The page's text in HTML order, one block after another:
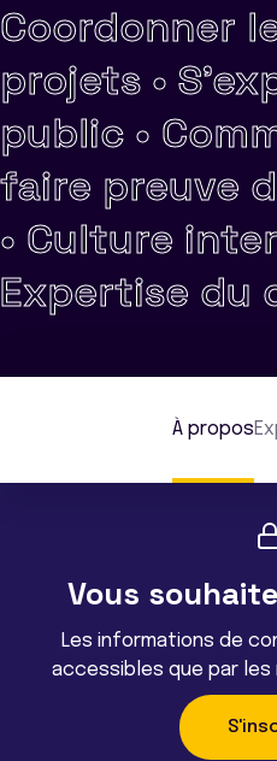
Coordonner
projets •
public •
faire preuve
• Culture
Expertise du
À propos
Vous
Les informations de
accessibles que par les